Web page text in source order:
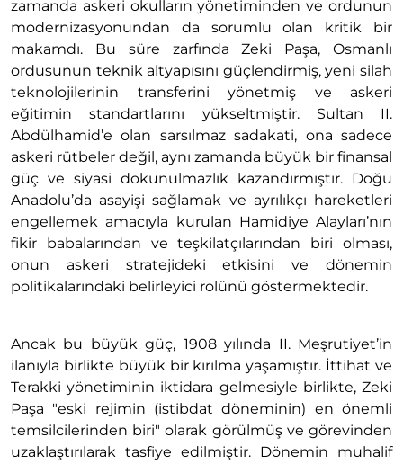
zamanda askeri okulların yönetiminden ve ordunun
modernizasyonundan da sorumlu olan kritik bir
makamdı. Bu süre zarfında Zeki Paşa, Osmanlı
ordusunun teknik altyapısını güçlendirmiş, yeni silah
teknolojilerinin transferini yönetmiş ve askeri
eğitimin standartlarını yükseltmiştir. Sultan II.
Abdülhamid’e olan sarsılmaz sadakati, ona sadece
askeri rütbeler değil, aynı zamanda büyük bir finansal
güç ve siyasi dokunulmazlık kazandırmıştır. Doğu
Anadolu’da asayişi sağlamak ve ayrılıkçı hareketleri
engellemek amacıyla kurulan Hamidiye Alayları’nın
fikir babalarından ve teşkilatçılarından biri olması,
onun askeri stratejideki etkisini ve dönemin
politikalarındaki belirleyici rolünü göstermektedir.
Ancak bu büyük güç, 1908 yılında II. Meşrutiyet’in
ilanıyla birlikte büyük bir kırılma yaşamıştır. İttihat ve
Terakki yönetiminin iktidara gelmesiyle birlikte, Zeki
Paşa "eski rejimin (istibdat döneminin) en önemli
temsilcilerinden biri" olarak görülmüş ve görevinden
uzaklaştırılarak tasfiye edilmiştir. Dönemin muhalif